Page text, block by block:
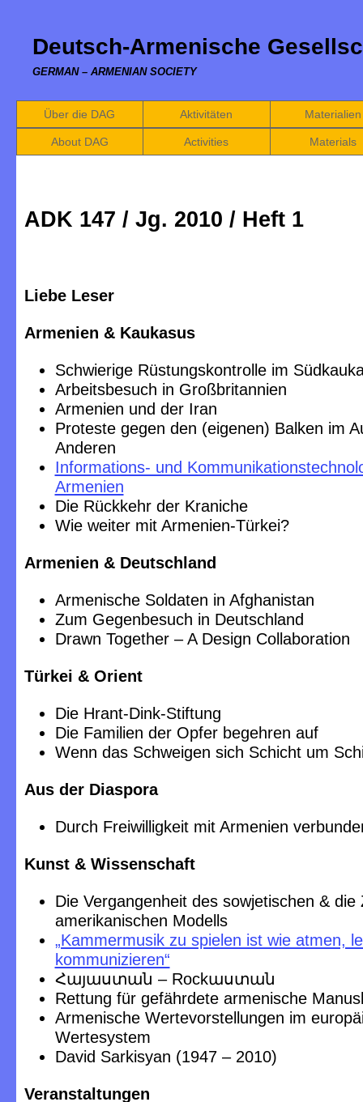
Deutsch-Armenische
GERMAN – ARMENIAN SOCIETY
Über die DAG Aktivitäten Materialien
About DAG Activities Materials
ADK 147 / Jg. 2010 / Heft 1
Liebe Leser
Armenien & Kaukasus
Schwierige Rüstungskontrolle im
Arbeitsbesuch in Großbritannien
Armenien und der Iran
Proteste gegen den (eigenen) Balken im
Anderen
Informations- und
Armenien
Die Rückkehr der Kraniche
Wie weiter mit Armenien-Türkei?
Armenien & Deutschland
Armenische Soldaten in Afghanistan
Zum Gegenbesuch in Deutschland
Drawn Together – A Design Collaboration
Türkei & Orient
Die Hrant-Dink-Stiftung
Die Familien der Opfer begehren auf
Wenn das Schweigen sich Schicht um
Aus der Diaspora
Durch Freiwilligkeit mit Armenien
Kunst & Wissenschaft
Die Vergangenheit des sowjetischen & die
amerikanischen Modells
„Kammermusik zu spielen ist wie atmen,
kommunizieren“
Հայաստան – Rockաստան
Rettung für gefährdete armenische
Armenische Wertevorstellungen im
Wertesystem
David Sarkisyan (1947 – 2010)
Veranstaltungen